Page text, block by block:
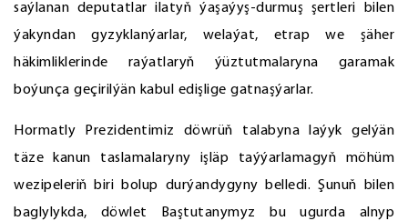
saýlanan deputatlar ilatyň ýaşaýyş-durmuş şertleri bilen
ýakyndan gyzyklanýarlar, welaýat, etrap we şäher
häkimliklerinde raýatlaryň ýüztutmalaryna garamak
boýunça geçirilýän kabul edişlige gatnaşýarlar.
Hormatly Prezidentimiz döwrüň talabyna laýyk gelýän
täze kanun taslamalaryny işläp taýýarlamagyň möhüm
wezipeleriň biri bolup durýandygyny belledi. Şunuň bilen
baglylykda, döwlet Baştutanymyz bu ugurda alnyp